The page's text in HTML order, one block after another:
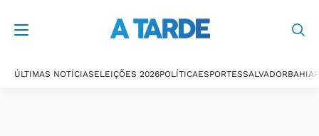
ÚLTIMAS NOTÍCIASELEIÇÕES 2026POLÍTICAESPORTESSALVADORBAHIA